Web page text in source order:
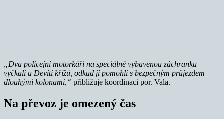
„Dva policejní motorkáři na speciálně vybavenou záchranku
vyčkali u Devíti křížů, odkud jí pomohli s bezpečným průjezdem
dlouhými kolonami,“ přibližuje koordinaci por. Vala.
Na převoz je omezený čas